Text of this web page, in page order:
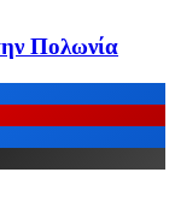
Πολωνία